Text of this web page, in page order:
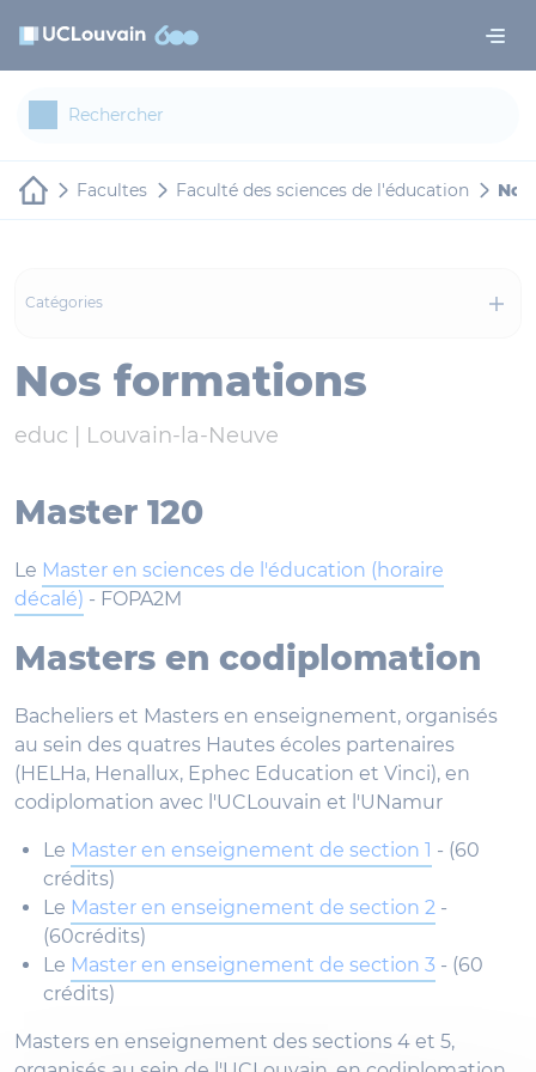
Facultes Faculté des sciences de l'éducation
Catégories
Nos formations
educ | Louvain-la-Neuve
Master 120
Le Master en sciences de l'éducation (horaire
décalé) - FOPA2M
Masters en codiplomation
Bacheliers et Masters en enseignement, organisés
au sein des quatres Hautes écoles partenaires
(HELHa, Henallux, Ephec Education et Vinci), en
codiplomation avec l'UCLouvain et l'UNamur
Le Master en enseignement de section 1 - (60
crédits)
Le Master en enseignement de section 2 -
(60crédits)
Le Master en enseignement de section 3 - (60
crédits)
Masters en enseignement des sections 4 et 5,